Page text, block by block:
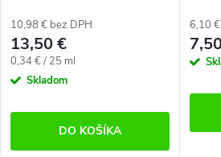
(1000 ml)
10,98 € bez DPH
13,50 €
Jednotková
cena:
0,34 € / 25 ml
Skladom
DO KOŠÍKA
ml)
6,10